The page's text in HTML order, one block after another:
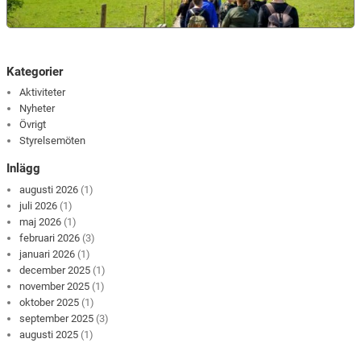
Kategorier
Aktiviteter
Nyheter
Övrigt
Styrelsemöten
Inlägg
augusti 2026 (1)
juli 2026 (1)
maj 2026 (1)
februari 2026 (3)
januari 2026 (1)
december 2025 (1)
november 2025 (1)
oktober 2025 (1)
september 2025 (3)
augusti 2025 (1)